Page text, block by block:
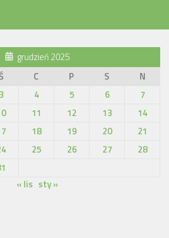
grudzień 2025
C P S
N
3 4 5 6
7
11 12 13
14
18 19 20
21
25 26 27
28
« lis sty »